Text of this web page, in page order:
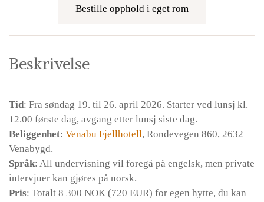
Bestille opphold i eget rom
Beskrivelse
Tid: Fra søndag 19. til 26. april 2026. Starter ved lunsj kl.
12.00 første dag, avgang etter lunsj siste dag.
Beliggenhet: Venabu Fjellhotell, Rondevegen 860, 2632
Venabygd.
Språk: All undervisning vil foregå på engelsk, men private
intervjuer kan gjøres på norsk.
Pris: Totalt 8 300 NOK (720 EUR) for egen hytte, du kan